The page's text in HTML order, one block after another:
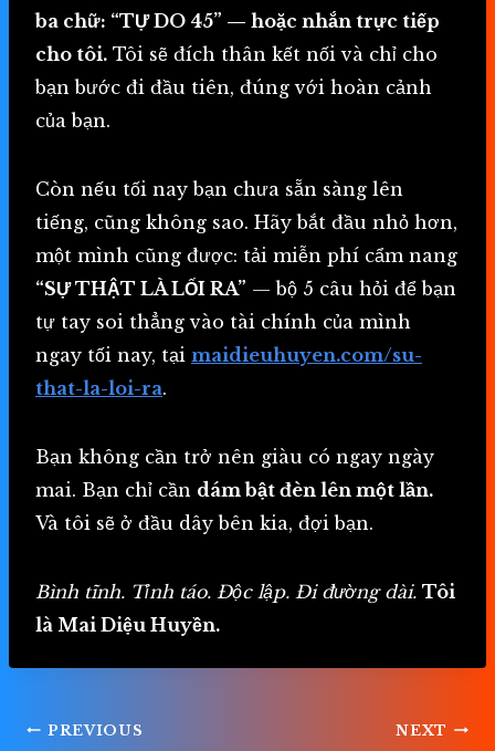
ba chữ: “TỰ DO 45” — hoặc nhắn trực tiếp
cho tôi. Tôi sẽ đích thân kết nối và chỉ cho
bạn bước đi đầu tiên, đúng với hoàn cảnh
của bạn.
Còn nếu tối nay bạn chưa sẵn sàng lên
tiếng, cũng không sao. Hãy bắt đầu nhỏ hơn,
một mình cũng được: tải miễn phí cẩm nang
“SỰ THẬT LÀ LỐI RA” — bộ 5 câu hỏi để bạn
tự tay soi thẳng vào tài chính của mình
ngay tối nay, tại maidieuhuyen.com/su-
that-la-loi-ra.
Bạn không cần trở nên giàu có ngay ngày
mai. Bạn chỉ cần dám bật đèn lên một lần.
Và tôi sẽ ở đầu dây bên kia, đợi bạn.
Bình tĩnh. Tỉnh táo. Độc lập. Đi đường dài. Tôi
là Mai Diệu Huyền.
PREVIOUS NEXT